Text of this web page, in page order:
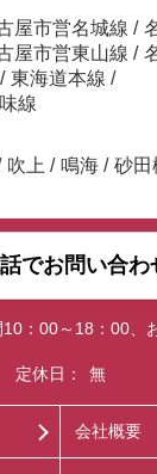
屋市営名城線 /
屋市営東山線 /
/ 東海道本線 /
線
吹上 / 鳴海 / 砂田
でお問い合わ
10：00～18：00、
定休日：
無
会社概要